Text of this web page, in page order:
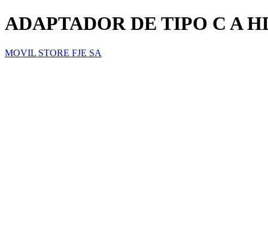
ADAPTADOR DE TIPO C A
MOVIL STORE FJE SA